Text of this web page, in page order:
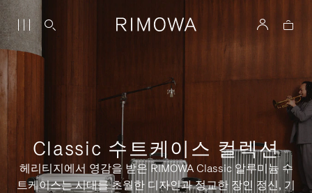
Classic 수트케이스 컬렉션
헤리티지에서 영감을 받은 RIMOWA Classic 알루미늄 수
트케이스는 시대를 초월한 디자인과 정교한 장인 정신, 기